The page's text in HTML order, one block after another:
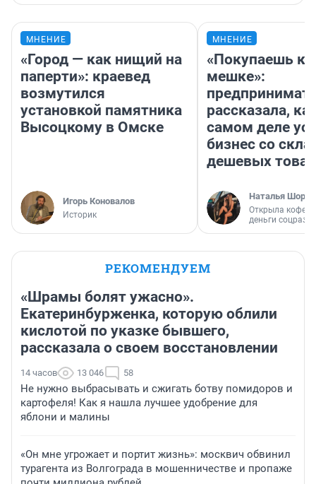
МНЕНИЕ
«Город — как нищий на
паперти»: краевед
возмутился
установкой памятника
Высоцкому в Омске
Игорь Коновалов
Историк
МНЕНИЕ
«Покупаешь
мешке»:
рассказала,
самом деле
бизнес со
дешевых
Наталья
Открыла
деньги
РЕКОМЕНДУЕМ
«Шрамы болят ужасно».
Екатеринбурженка, которую облили
кислотой по указке бывшего,
рассказала о своем восстановлении
14 часов 13 046 58
Не нужно выбрасывать и сжигать ботву помидоров и
картофеля! Как я нашла лучшее удобрение для
яблони и малины
«Он мне угрожает и портит жизнь»: москвич обвинил
турагента из Волгограда в мошенничестве и пропаже